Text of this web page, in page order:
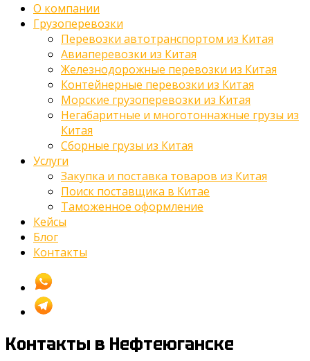
О компании
Грузоперевозки
Перевозки автотранспортом из Китая
Авиаперевозки из Китая
Железнодорожные перевозки из Китая
Контейнерные перевозки из Китая
Морские грузоперевозки из Китая
Негабаритные и многотоннажные грузы из
Китая
Сборные грузы из Китая
Услуги
Закупка и поставка товаров из Китая
Поиск поставщика в Китае
Таможенное оформление
Кейсы
Блог
Контакты
Контакты в Нефтеюганске